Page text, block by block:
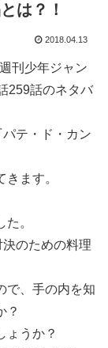
は？！
2018.04.13
刊少年ジャン
259話のネタバ
テ・ド・カン
ます。
。
のための料理
で、手の内を知
？
ょうか？